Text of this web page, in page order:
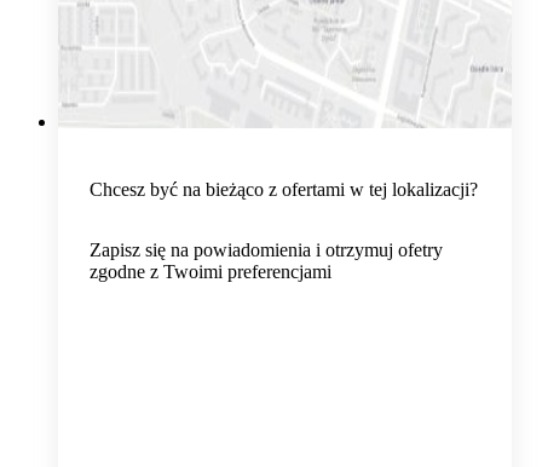
Chcesz być na bieżąco z ofertami w tej lokalizacji?
Zapisz się na powiadomienia i otrzymuj ofetry
zgodne z Twoimi preferencjami